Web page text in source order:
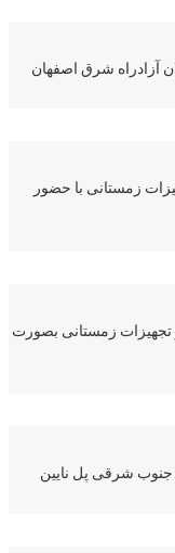
آزادراه شرق اصفهان
زمستانی با حضور
تجهیزات زمستانی بصورت
شرقی پل نایین